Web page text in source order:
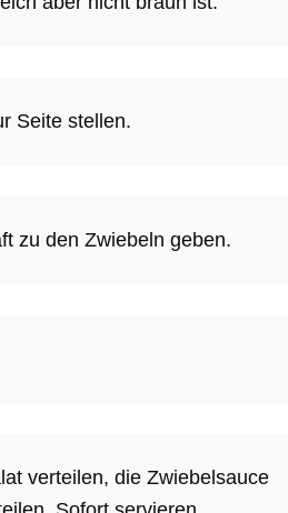
Seite stellen.
zu den Zwiebeln geben.
verteilen, die Zwiebelsauce